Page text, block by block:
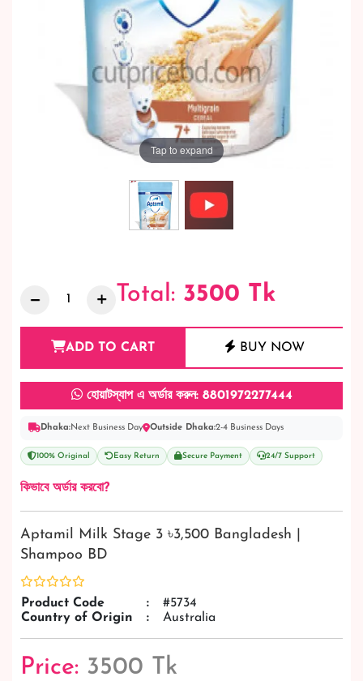
Tap to expand
Total: 3500 Tk
ADD TO CART BUY NOW
হোয়াটস্যাপ এ অর্ডার করুন: 8801972277444
Dhaka:Next Business Day Outside Dhaka:2-4 Business Days
100% Original Easy Return Secure Payment 24/7 Support
কিভাবে অর্ডার করবো?
Aptamil Milk Stage 3 ৳3,500 Bangladesh |
Shampoo BD
Product Code :
#5734
Country of Origin
: Australia
Price: 3500 Tk